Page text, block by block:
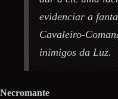
evidenciar a
Cavaleiro-
inimigos da Luz.
Necromante